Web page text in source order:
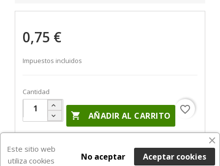
0,75 €
Impuestos incluidos
Cantidad
 AÑADIR AL CARRITO
favorite_border

Este sitio web
utiliza cookies
Aceptar cookies
No aceptar